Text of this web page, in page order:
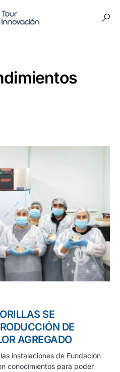
SE
DE
AGREGADO
instalaciones de Fundación
conocimientos para poder